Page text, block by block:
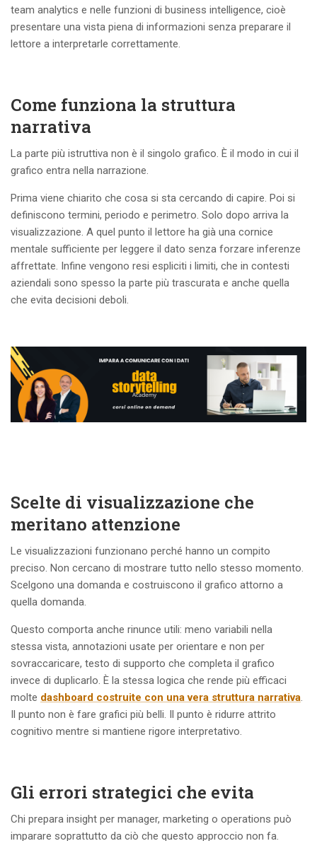
team analytics e nelle funzioni di business intelligence, cioè
presentare una vista piena di informazioni senza preparare il
lettore a interpretarle correttamente.
Come funziona la struttura
narrativa
La parte più istruttiva non è il singolo grafico. È il modo in cui il
grafico entra nella narrazione.
Prima viene chiarito che cosa si sta cercando di capire. Poi si
definiscono termini, periodo e perimetro. Solo dopo arriva la
visualizzazione. A quel punto il lettore ha già una cornice
mentale sufficiente per leggere il dato senza forzare inferenze
affrettate. Infine vengono resi espliciti i limiti, che in contesti
aziendali sono spesso la parte più trascurata e anche quella
che evita decisioni deboli.
Scelte di visualizzazione che
meritano attenzione
Le visualizzazioni funzionano perché hanno un compito
preciso. Non cercano di mostrare tutto nello stesso momento.
Scelgono una domanda e costruiscono il grafico attorno a
quella domanda.
Questo comporta anche rinunce utili: meno variabili nella
stessa vista, annotazioni usate per orientare e non per
sovraccaricare, testo di supporto che completa il grafico
invece di duplicarlo. È la stessa logica che rende più efficaci
molte dashboard costruite con una vera struttura narrativa.
Il punto non è fare grafici più belli. Il punto è ridurre attrito
cognitivo mentre si mantiene rigore interpretativo.
Gli errori strategici che evita
Chi prepara insight per manager, marketing o operations può
imparare soprattutto da ciò che questo approccio non fa.